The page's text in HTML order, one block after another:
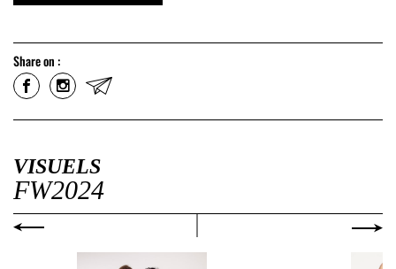
Share on :
VISUELS
FW2024